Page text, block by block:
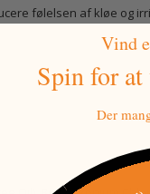
følelsen af kløe og
Vind
Spin for
Der